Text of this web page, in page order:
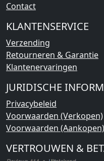
Contact
KLANTENSERVICE
Verzending
Retourneren & Garantie
Klantenervaringen
JURIDISCHE
Privacybeleid
Voorwaarden (Verkopen)
Voorwaarden (Aankopen)
VERTROUWEN &